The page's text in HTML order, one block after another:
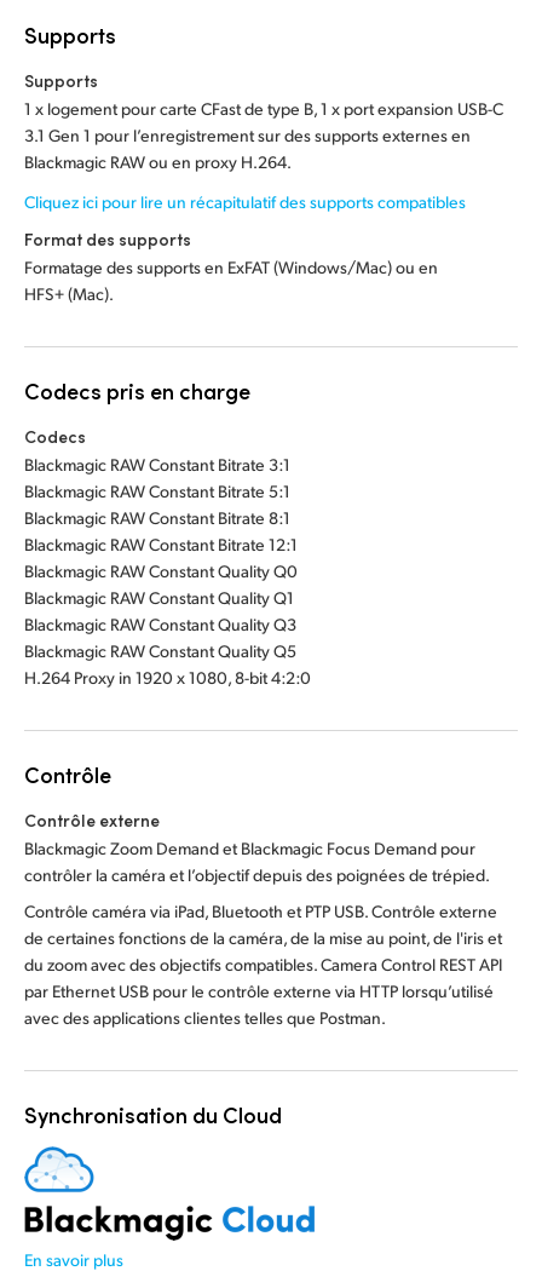
Supports
Supports
1 x logement pour carte CFast de type B, 1 x port expansion USB-C
3.1 Gen 1 pour l’enregistrement sur des supports externes en
Blackmagic RAW ou en proxy H.264.
Cliquez ici pour lire un récapitulatif des supports compatibles
Format des supports
Formatage des supports en ExFAT (Windows/Mac) ou en
HFS+ (Mac).
Codecs pris en charge
Codecs
Blackmagic RAW Constant Bitrate 3:1
Blackmagic RAW Constant Bitrate 5:1
Blackmagic RAW Constant Bitrate 8:1
Blackmagic RAW Constant Bitrate 12:1
Blackmagic RAW Constant Quality Q0
Blackmagic RAW Constant Quality Q1
Blackmagic RAW Constant Quality Q3
Blackmagic RAW Constant Quality Q5
H.264 Proxy in 1920 x 1080, 8-bit 4:2:0
Contrôle
Contrôle externe
Blackmagic Zoom Demand et Blackmagic Focus Demand pour
contrôler la caméra et l’objectif depuis des poignées de trépied.
Contrôle caméra via iPad, Bluetooth et PTP USB. Contrôle externe
de certaines fonctions de la caméra, de la mise au point, de l'iris et
du zoom avec des objectifs compatibles. Camera Control REST API
par Ethernet USB pour le contrôle externe via HTTP lorsqu’utilisé
avec des applications clientes telles que Postman.
Synchronisation du Cloud
En savoir plus